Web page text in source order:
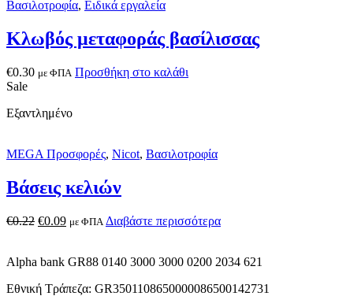
Βασιλοτροφία, Ειδικά εργαλεία
Κλωβός μεταφοράς βασίλισσας
€0.30 με ΦΠΑ Προσθήκη στο καλάθι
Sale
Εξαντλημένο
MEGA Προσφορές, Nicot, Βασιλοτροφία
Βάσεις κελιών
€0.22 €0.09 με ΦΠΑ Διαβάστε περισσότερα
Alpha bank GR88 0140 3000 3000 0200 2034 621
Εθνική Τράπεζα: GR3501108650000086500142731